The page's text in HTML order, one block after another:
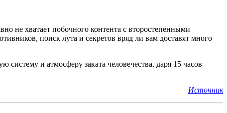
не хватает побочного контента с второстепенными
поиск лута и секретов вряд ли вам доставят много
систему и атмосферу заката человечества, даря 15 часов
Источник